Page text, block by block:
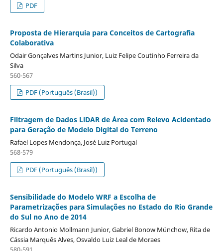
PDF
Proposta de Hierarquia para Conceitos de Cartografia
Colaborativa
Odair Gonçalves Martins Junior, Luiz Felipe Coutinho Ferreira da
Silva
560-567
PDF (Português (Brasil))
Filtragem de Dados LiDAR de Área com Relevo Acidentado
para Geração de Modelo Digital do Terreno
Rafael Lopes Mendonça, José Luiz Portugal
568-579
PDF (Português (Brasil))
Sensibilidade do Modelo WRF a Escolha de
Parametrizações para Simulações no Estado do Rio Grande
do Sul no Ano de 2014
Ricardo Antonio Mollmann Junior, Gabriel Bonow Münchow, Rita de
Cássia Marquês Alves, Osvaldo Luiz Leal de Moraes